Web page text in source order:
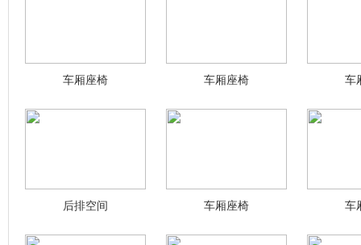
车厢座椅 车厢座椅 车
后排空间 车厢座椅 车